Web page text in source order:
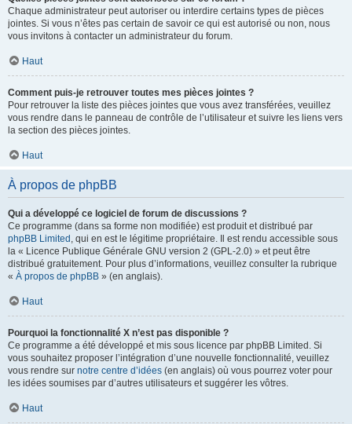
Chaque administrateur peut autoriser ou interdire certains types de pièces
jointes. Si vous n’êtes pas certain de savoir ce qui est autorisé ou non, nous
vous invitons à contacter un administrateur du forum.
Haut
Comment puis-je retrouver toutes mes pièces jointes ?
Pour retrouver la liste des pièces jointes que vous avez transférées, veuillez
vous rendre dans le panneau de contrôle de l’utilisateur et suivre les liens vers
la section des pièces jointes.
Haut
À propos de phpBB
Qui a développé ce logiciel de forum de discussions ?
Ce programme (dans sa forme non modifiée) est produit et distribué par
phpBB Limited , qui en est le légitime propriétaire. Il est rendu accessible sous
la « Licence Publique Générale GNU version 2 (GPL-2.0) » et peut être
distribué gratuitement. Pour plus d’informations, veuillez consulter la rubrique
« À propos de phpBB » (en anglais).
Haut
Pourquoi la fonctionnalité X n’est pas disponible ?
Ce programme a été développé et mis sous licence par phpBB Limited. Si
vous souhaitez proposer l’intégration d’une nouvelle fonctionnalité, veuillez
vous rendre sur notre centre d’idées (en anglais) où vous pourrez voter pour
les idées soumises par d’autres utilisateurs et suggérer les vôtres.
Haut